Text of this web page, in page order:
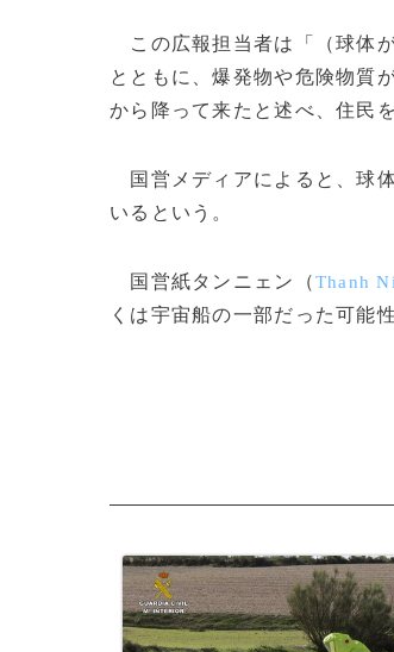
この広報担当者は「（球体
とともに、爆発物や危険物質
から降って来たと述べ、住民
国営メディアによると、球
いるという。
国営紙タンニェン（Thanh
くは宇宙船の一部だった可能